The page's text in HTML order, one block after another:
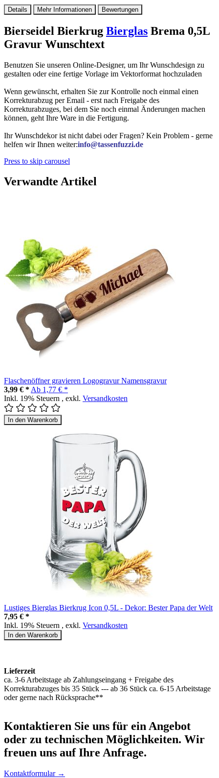
Details Mehr Informationen Bewertungen
Bierseidel Bierkrug Bierglas Brema 0,5L
Gravur Wunschtext
Benutzen Sie unseren Online-Designer, um Ihr Wunschdesign zu
gestalten oder eine fertige Vorlage im Vektorformat hochzuladen
Wenn gewünscht, erhalten Sie zur Kontrolle noch einmal einen
Korrekturabzug per Email - erst nach Freigabe des
Korrekturabzuges, bei dem Sie noch einmal Änderungen machen
können, geht Ihre Ware in die Fertigung.
Ihr Wunschdekor ist nicht dabei oder Fragen? Kein Problem - gerne
helfen wir Ihnen weiter:info@tassenfuzzi.de
Press to skip carousel
Verwandte Artikel
Flaschenöffner gravieren Logogravur Namensgravur
3,99 € * Ab 1,77 € *
Inkl. 19% Steuern , exkl. Versandkosten
In den Warenkorb
Lustiges Bierglas Bierkrug Icon 0,5L - Dekor: Bester Papa der Welt
7,95 € *
Inkl. 19% Steuern , exkl. Versandkosten
In den Warenkorb
Lieferzeit
ca. 3-6 Arbeitstage ab Zahlungseingang + Freigabe des
Korrekturabzuges bis 35 Stück --- ab 36 Stück ca. 6-15 Arbeitstage
oder gerne nach Rücksprache**
Kontaktieren Sie uns für ein Angebot
oder zu technischen Möglichkeiten. Wir
freuen uns auf Ihre Anfrage.
Kontaktformular →